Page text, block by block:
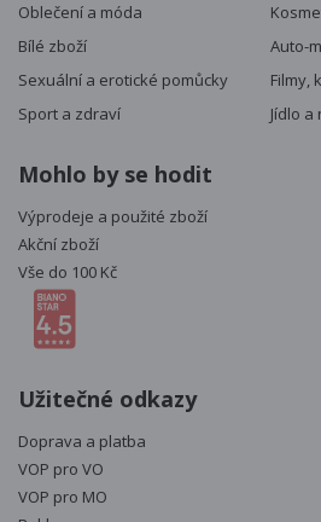
Oblečení a móda
Bílé zboží
Auto-
Sexuální a erotické pomůcky
Filmy,
Sport a zdraví
Jídlo
Mohlo by se hodit
Výprodeje a použité zboží
Akční zboží
Vše do 100 Kč
Užitečné odkazy
Doprava a platba
VOP pro VO
VOP pro MO